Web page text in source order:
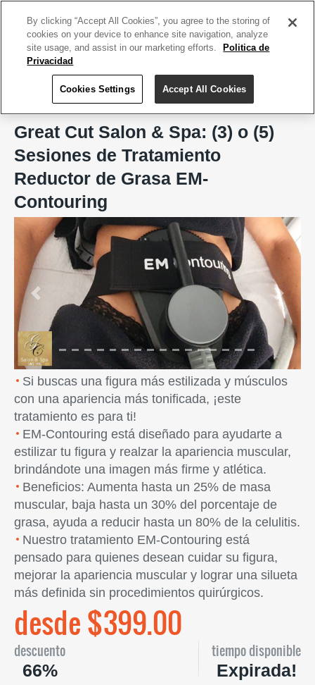
Great Cut Salon & Spa, Arecibo
Great Cut Salon & Spa: (3) o (5)
Sesiones de Tratamiento
Reductor de Grasa EM-
Contouring
Previous Next
Si buscas una figura más estilizada y músculos
con una apariencia más tonificada, ¡este
tratamiento es para ti!
EM-Contouring está diseñado para ayudarte a
estilizar tu figura y realzar la apariencia muscular,
brindándote una imagen más firme y atlética.
Beneficios: Aumenta hasta un 25% de masa
muscular, baja hasta un 30% del porcentaje de
grasa, ayuda a reducir hasta un 80% de la celulitis.
Nuestro tratamiento EM-Contouring está
pensado para quienes desean cuidar su figura,
mejorar la apariencia muscular y lograr una silueta
más definida sin procedimientos quirúrgicos.
desde $399.00
descuento
66%
tiempo disponible
Expirada!
By clicking “Accept All Cookies”, you agree to the storing of
cookies on your device to enhance site navigation, analyze
site usage, and assist in our marketing efforts.
Politica de
Privacidad
Cookies Settings Accept All Cookies